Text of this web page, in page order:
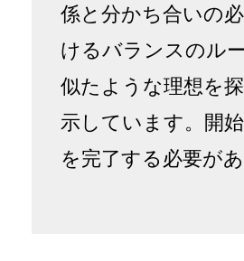
係と分かち合いの
けるバランスのルー
似たような理想を
示しています。開
を完了する必要があ